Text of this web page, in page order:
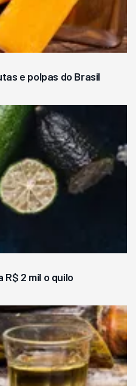
e polpas do Brasil
2 mil o quilo